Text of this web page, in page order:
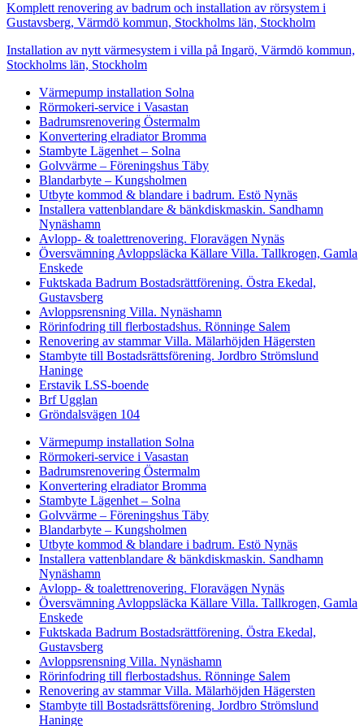
Komplett renovering av badrum och installation av rörsystem i
Gustavsberg, Värmdö kommun, Stockholms län, Stockholm
Installation av nytt värmesystem i villa på Ingarö, Värmdö kommun,
Stockholms län, Stockholm
Värmepump installation Solna
Rörmokeri-service i Vasastan
Badrumsrenovering Östermalm
Konvertering elradiator Bromma
Stambyte Lägenhet – Solna
Golvvärme – Föreningshus Täby
Blandarbyte – Kungsholmen
Utbyte kommod & blandare i badrum. Estö Nynäs
Installera vattenblandare & bänkdiskmaskin. Sandhamn
Nynäshamn
Avlopp- & toalettrenovering. Floravägen Nynäs
Översvämning Avloppsläcka Källare Villa. Tallkrogen, Gamla
Enskede
Fuktskada Badrum Bostadsrättförening. Östra Ekedal,
Gustavsberg
Avloppsrensning Villa. Nynäshamn
Rörinfodring till flerbostadshus. Rönninge Salem
Renovering av stammar Villa. Mälarhöjden Hägersten
Stambyte till Bostadsrättsförening. Jordbro Strömslund
Haninge
Erstavik LSS-boende
Brf Ugglan
Gröndalsvägen 104
Värmepump installation Solna
Rörmokeri-service i Vasastan
Badrumsrenovering Östermalm
Konvertering elradiator Bromma
Stambyte Lägenhet – Solna
Golvvärme – Föreningshus Täby
Blandarbyte – Kungsholmen
Utbyte kommod & blandare i badrum. Estö Nynäs
Installera vattenblandare & bänkdiskmaskin. Sandhamn
Nynäshamn
Avlopp- & toalettrenovering. Floravägen Nynäs
Översvämning Avloppsläcka Källare Villa. Tallkrogen, Gamla
Enskede
Fuktskada Badrum Bostadsrättförening. Östra Ekedal,
Gustavsberg
Avloppsrensning Villa. Nynäshamn
Rörinfodring till flerbostadshus. Rönninge Salem
Renovering av stammar Villa. Mälarhöjden Hägersten
Stambyte till Bostadsrättsförening. Jordbro Strömslund
Haninge